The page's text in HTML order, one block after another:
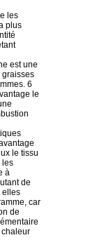
les
plus
est une
graisses
6
le
le tissu
les
à
de
elles
car
de